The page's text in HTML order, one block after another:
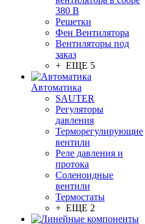
380 В
Решетки
Фен Вентилятора
Вентиляторы под
заказ
+ ЕЩЕ 5
Автоматика
SAUTER
Регуляторы
давления
Терморегулирующие
вентили
Реле давления и
протока
Соленоидные
вентили
Термостаты
+ ЕЩЕ 2